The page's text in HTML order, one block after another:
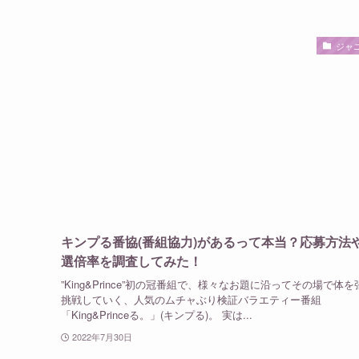
ジャ
キンプる番協(番組協力)があるって本当？応募方法
選倍率を調査してみた！
”King&Prince”初の冠番組で、様々なお題に沿ってその場で体を
挑戦していく、人気のムチャぶり検証バラエティー番組
「King&Princeる。」(キンプる)。 実は...
2022年7月30日